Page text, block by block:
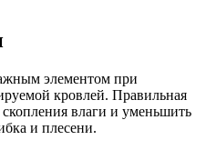
элементом при
кровлей. Правильная
влаги и уменьшить
и плесени.